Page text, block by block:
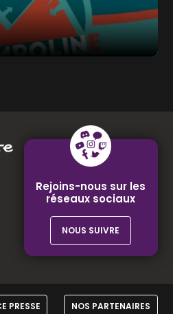
Rejoins-nous sur les
réseaux sociaux
NOUS SUIVRE
PRESSE NOS PARTENAIRES